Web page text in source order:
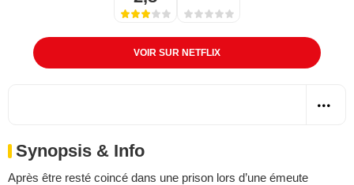
VOIR SUR NETFLIX
Synopsis & Info
Après être resté coincé dans une prison lors d’une émeute